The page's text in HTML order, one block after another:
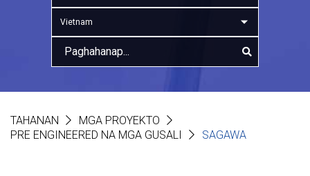
Vietnam
TAHANAN
MGA PROYEKTO
PRE ENGINEERED NA MGA GUSALI
SAGAWA